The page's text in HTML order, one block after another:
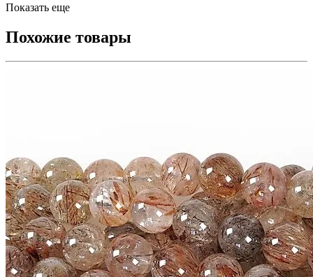
Показать еще
Похожие товары